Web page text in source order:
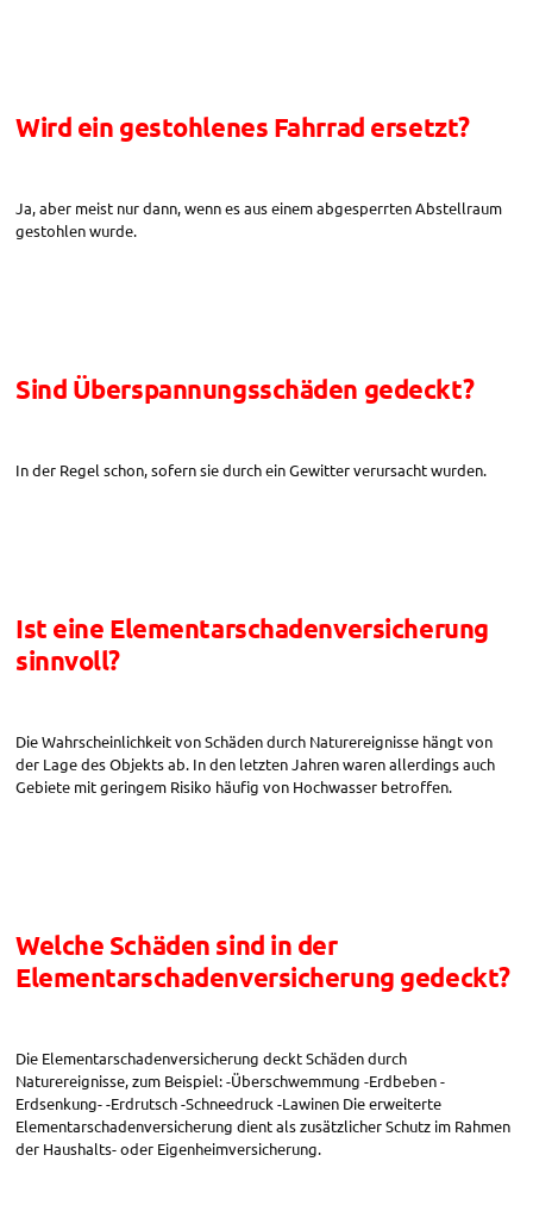
Wird ein gestohlenes Fahrrad ersetzt?
Ja, aber meist nur dann, wenn es aus einem abgesperrten Abstellraum
gestohlen wurde.
Sind Überspannungsschäden gedeckt?
In der Regel schon, sofern sie durch ein Gewitter verursacht wurden.
Ist eine Elementarschadenversicherung
sinnvoll?
Die Wahrscheinlichkeit von Schäden durch Naturereignisse hängt von
der Lage des Objekts ab. In den letzten Jahren waren allerdings auch
Gebiete mit geringem Risiko häufig von Hochwasser betroffen.
Welche Schäden sind in der
Elementarschadenversicherung gedeckt?
Die Elementarschadenversicherung deckt Schäden durch
Naturereignisse, zum Beispiel: -Überschwemmung -Erdbeben -
Erdsenkung- -Erdrutsch -Schneedruck -Lawinen Die erweiterte
Elementarschadenversicherung dient als zusätzlicher Schutz im Rahmen
der Haushalts- oder Eigenheimversicherung.